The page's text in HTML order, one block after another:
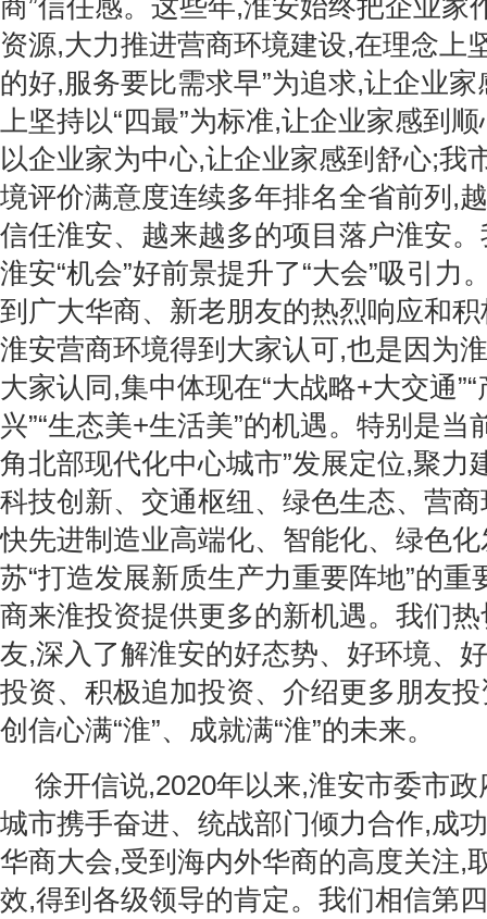
商”信任感。这些年,淮安始终把企业家
资源,大力推进营商环境建设,在理念上
的好,服务要比需求早”为追求,让企业
上坚持以“四最”为标准,让企业家感到
以企业家为中心,让企业家感到舒心;我
境评价满意度连续多年排名全省前列,
信任淮安、越来越多的项目落户淮安。
淮安“机会”好前景提升了“大会”吸引力
到广大华商、新老朋友的热烈响应和
淮安营商环境得到大家认可,也是因为
大家认同,集中体现在“大战略+大交通
兴”“生态美+生活美”的机遇。特别是当
角北部现代化中心城市”发展定位,聚力
科技创新、交通枢纽、绿色生态、营商
快先进制造业高端化、智能化、绿色
苏“打造发展新质生产力重要阵地”的重
商来淮投资提供更多的新机遇。我们
友,深入了解淮安的好态势、好环境、
投资、积极追加投资、介绍更多朋友
创信心满“淮”、成就满“淮”的未来。
徐开信说,2020年以来,淮安市委市
城市携手奋进、统战部门倾力合作,成
华商大会,受到海内外华商的高度关注,
效,得到各级领导的肯定。我们相信第